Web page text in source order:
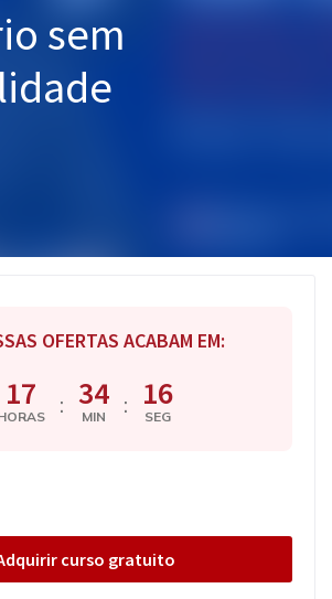
sem
OFERTAS ACABAM EM:
17 : 34
MIN : 15
SEG
curso gratuito